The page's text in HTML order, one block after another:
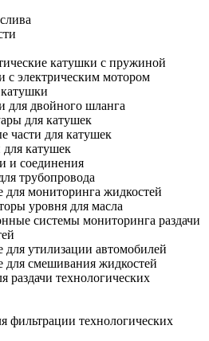
катушки с пружиной
с электрическим мотором
для двойного шланга
для катушек
части для катушек
катушек
и соединения
трубопровода
для мониторинга жидкостей
уровня для масла
системы мониторинга раздачи
для утилизации автомобилей
для смешивания жидкостей
раздачи технологических
фильтрации технологических